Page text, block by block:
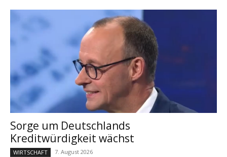
Sorge um Deutschlands
Kreditwürdigkeit wächst
WIRTSCHAFT 7. August 2026